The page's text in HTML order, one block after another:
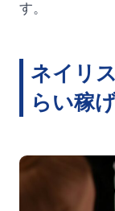
す。
ネイリ
らい稼